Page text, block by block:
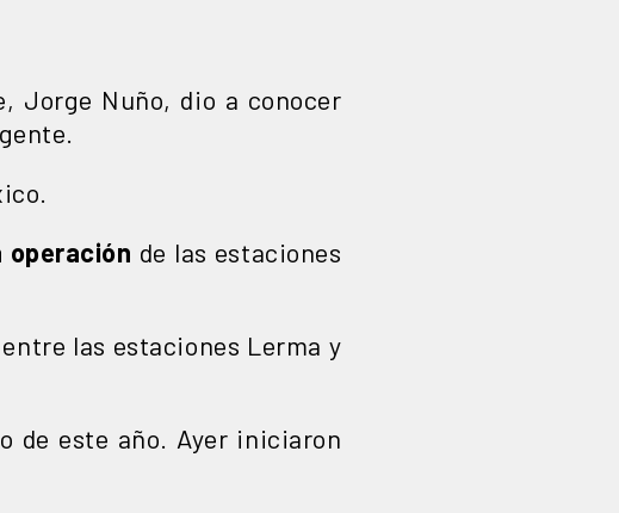
Jorge Nuño, dio a conocer
operación de las estaciones
entre las estaciones Lerma y
de este año. Ayer iniciaron